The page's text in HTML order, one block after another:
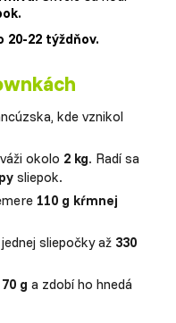
20-22 týždňov.
kde vznikol
okolo 2 kg. Radí sa
sliepok.
110 g kŕmnej
sliepočky až 330
g a zdobí ho hnedá